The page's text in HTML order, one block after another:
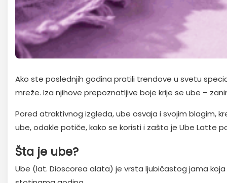
Ako ste poslednjih godina pratili trendove u svetu
mreže. Iza njihove prepoznatljive boje krije se ube –
Pored atraktivnog izgleda, ube osvaja i svojim blagim,
ube, odakle potiče, kako se koristi i zašto je Ube Latte
Šta je ube?
Ube (lat. Dioscorea alata) je vrsta ljubičastog jama